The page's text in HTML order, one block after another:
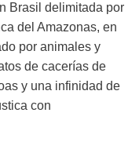
Brasil delimitada por
del Amazonas, en
por animales y
de cacerías de
y una infinidad de
con